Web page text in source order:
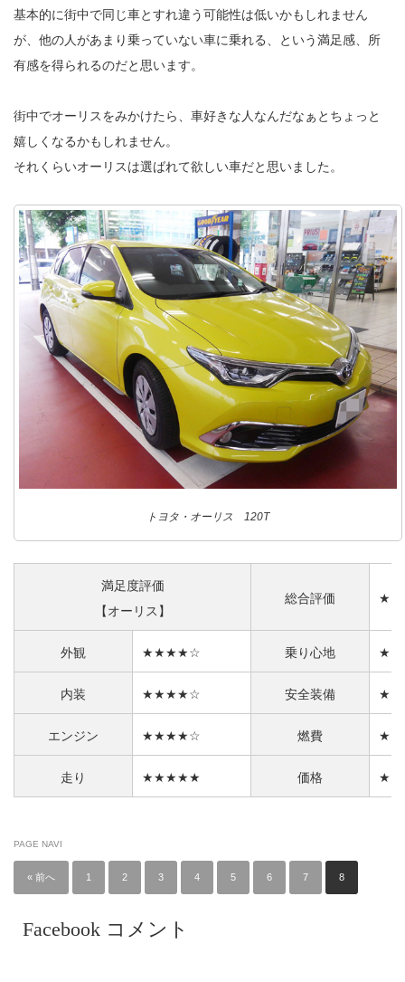
基本的に街中で同じ車とすれ違う可能性は低いかもしれません
が、他の人があまり乗っていない車に乗れる、という満足感、所
有感を得られるのだと思います。
街中でオーリスをみかけたら、車好きな人なんだなぁとちょっと
嬉しくなるかもしれません。
それくらいオーリスは選ばれて欲しい車だと思いました。
トヨタ・オーリス 120T
満足度評価
【オーリス】
総合評価
外観 ★★★★☆ 乗り心地
内装 ★★★★☆ 安全装備
エンジン ★★★★☆ 燃費
走り ★★★★★ 価格
PAGE NAVI
« 前へ 1 2 3 4 5 6 7 8
Facebook コメント